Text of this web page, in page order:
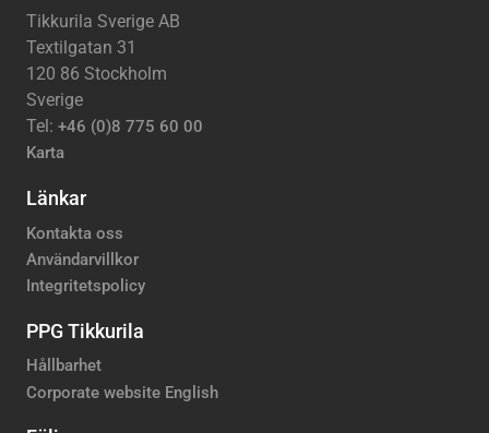
Tikkurila Sverige AB
Textilgatan 31
120 86 Stockholm
Sverige
Tel: +46 (0)8 775 60 00
Karta
Länkar
Kontakta oss
Användarvillkor
Integritetspolicy
PPG Tikkurila
Hållbarhet
Corporate website English